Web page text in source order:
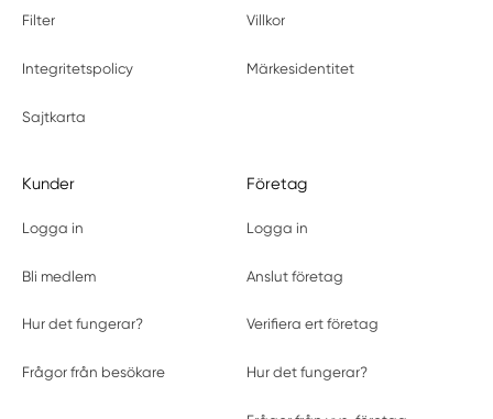
Filter Villkor
Integritetspolicy Märkesidentitet
Sajtkarta
Kunder
Logga in
Bli medlem
Hur det fungerar?
Frågor från besökare
Företag
Logga in
Anslut företag
Verifiera ert företag
Hur det fungerar?